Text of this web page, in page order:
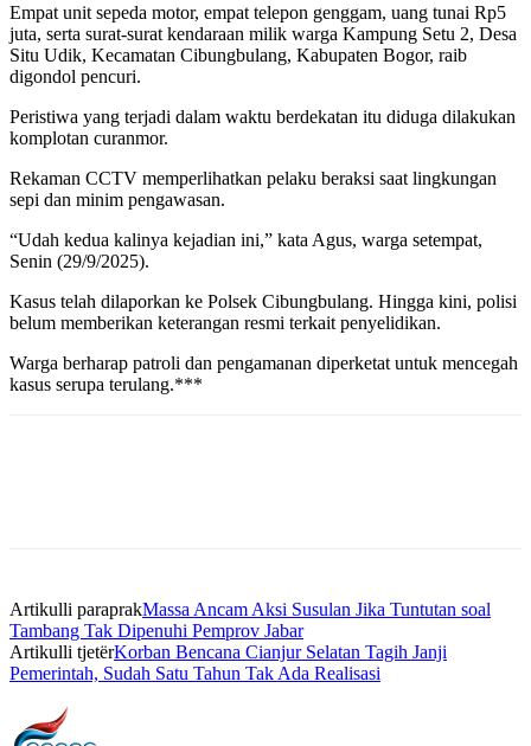
Empat unit sepeda motor, empat telepon genggam, uang tunai Rp5
juta, serta surat-surat kendaraan milik warga Kampung Setu 2, Desa
Situ Udik, Kecamatan Cibungbulang, Kabupaten Bogor, raib
digondol pencuri.
Peristiwa yang terjadi dalam waktu berdekatan itu diduga dilakukan
komplotan curanmor.
Rekaman CCTV memperlihatkan pelaku beraksi saat lingkungan
sepi dan minim pengawasan.
“Udah kedua kalinya kejadian ini,” kata Agus, warga setempat,
Senin (29/9/2025).
Kasus telah dilaporkan ke Polsek Cibungbulang. Hingga kini, polisi
belum memberikan keterangan resmi terkait penyelidikan.
Warga berharap patroli dan pengamanan diperketat untuk mencegah
kasus serupa terulang.***
Artikulli paraprakMassa Ancam Aksi Susulan Jika Tuntutan soal
Tambang Tak Dipenuhi Pemprov Jabar
Artikulli tjetërKorban Bencana Cianjur Selatan Tagih Janji
Pemerintah, Sudah Satu Tahun Tak Ada Realisasi